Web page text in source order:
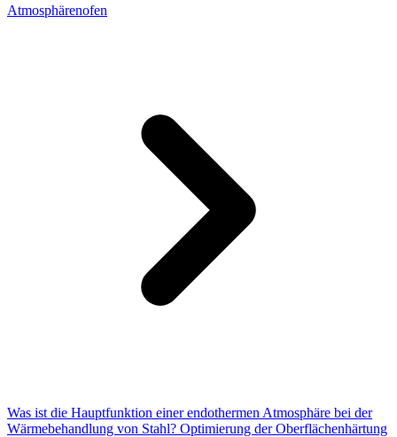
Atmosphärenofen
Was ist die Hauptfunktion einer endothermen Atmosphäre bei der
Wärmebehandlung von Stahl? Optimierung der Oberflächenhärtung